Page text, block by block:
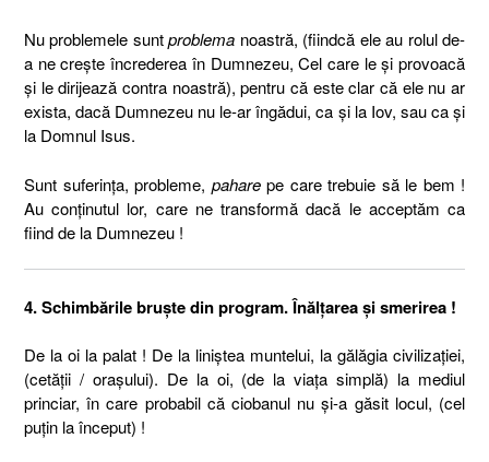
Nu problemele suntproblema noastră, (fiindcă ele au rolul de-
a ne creşte încrederea în Dumnezeu, Cel care le şi provoacă
şi le dirijează contra noastră), pentru că este clar că ele nu ar
exista, dacă Dumnezeu nu le-ar îngădui, ca şi la Iov, sau ca şi
la Domnul Isus.
Sunt suferinţa, probleme, paharepe care trebuie să le bem !
Au conţinutul lor, care ne transformă dacă le acceptăm ca
fiind de la Dumnezeu !
4. Schimbările bruşte din program. Înălţarea şi smerirea !
De la oi la palat ! De la liniştea muntelui, la gălăgia civilizaţiei,
(cetăţii / oraşului). De la oi, (de la viaţa simplă) la mediul
princiar, în care probabil că ciobanul nu şi-a găsit locul, (cel
puţin la început) !